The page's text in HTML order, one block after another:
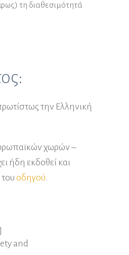
τη διαθεσιµότητά
την Ελληνική
χωρών –
ήδη εκδοθεί και
οδηγού.
and